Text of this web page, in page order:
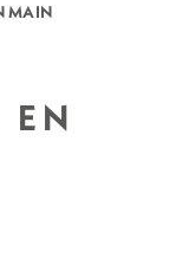
MAIN